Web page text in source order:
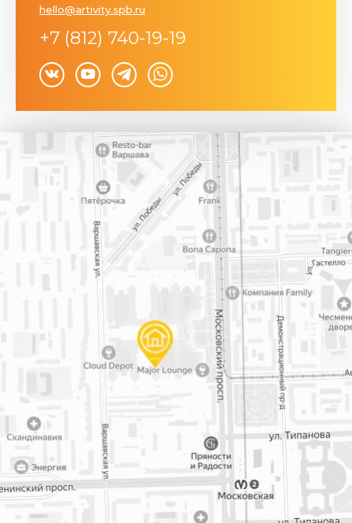
hello@artivity.spb.ru
+7 (812) 740-19-19